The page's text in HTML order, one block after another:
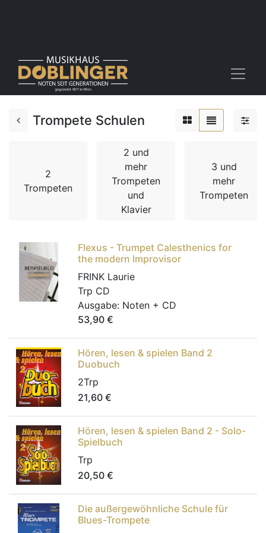
Trompete Schulen
2
Trompeten
2 und
mehr
Trompeten
und
Klavier
3 und
mehr
Trompeten
Flexus - Trumpet Calesthenics for
the modern Improvisor
FRINK Laurie
Trp CD
Ausgabe: Noten + CD
53,90 €
Hören, lesen & spielen Band 2
Duobuch
2Trp
21,60 €
Hören, lesen & spielen Band 2 - Solo-
Spielbuch
Trp
20,50 €
Die außergewöhnliche Schule für
Blues-Trompete